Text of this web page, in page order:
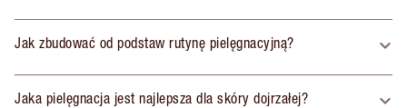
Jak zbudować od podstaw rutynę pielęgnacyjną?
Jaka pielęgnacja jest najlepsza dla skóry dojrzałej?